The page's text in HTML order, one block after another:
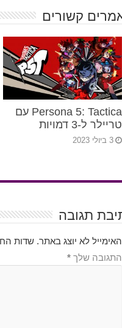
קשורים
Persona 5: Tactica עם
טריילר ל-3 דמויות
3 ביולי 2023
תגובה
האימייל לא יוצג באתר. שדות
התגובה שלך*